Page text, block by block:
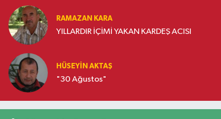
RAMAZAN KARA
YILLARDIR İÇİMİ YAKAN KARDEŞ ACISI
HÜSEYIN AKTAŞ
"30 Ağustos"